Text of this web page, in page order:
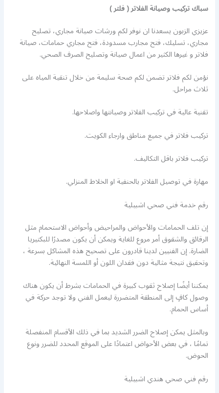
سباك تركيب وصيانة الفلاتر ( فلتر )
عزيزي الزبون يسعدنا ان نوفر لكم ورشات صيانة مجاري، تصليح
مجاري، تسليك، فتح مجارب مسدودة، فتح مجاري حمامات، صيانة
فلاتر و غيرها الكثير من اعمال صيانة وتصليح الصرف الصحي.
نؤمن لكم فلاتر تضمن لكم صحة سليمة من خلال تنقية المياه على
ثلاث مراحل.
تقنية عالية في تركيب الفلاتر وصيانتها واصلاحها.
تركيب فلاتر في جميع مناطق وارجاء الكويت.
تركيب فلاتر باقل التكاليف.
مهارة في توصيل الفلاتر بالحنفية او الخلاط المنزلي.
رقم خدمة فني صحي اشبيلية
إن تلف الحمامات والأحواض والمراحيض وأحواض الاستحمام مثل
الرقائق والشقوق أمر مروع للغاية ويمكن أن يكون مصدرًا للبكتيريا
الضارة. إن الفنيين لدينا قادرون على تصحيح هذه المشاكل بسرعة ،
وتحقيق نتيجة مثالية دون فقدان اللون أو اللمسة النهائية.
يمكننا أيضًا إصلاح ثقوب كبيرة في الحمامات بشرط أن يكون هناك
وصول كافٍ إلى المنطقة المتضررة ليعمل الفني ولا توجد حركة في
أساس الحمام.
وبالمثل يمكن إصلاح الضرر الشديد بما في ذلك الأقسام المنفصلة
تمامًا ، في بعض الأحواض اعتمادًا على الموقع المحدد للضرر ونوع
الحوض.
رقم فني صحي هندي اشبيلية